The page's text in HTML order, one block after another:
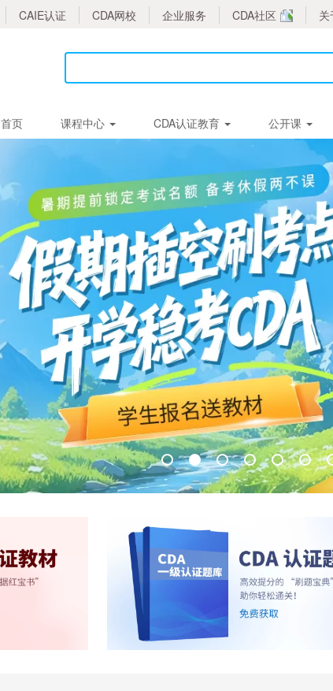
CAIE认证 CDA网校 企业服务 CDA社区 关
首页 课程中心 CDA认证教育 公开课